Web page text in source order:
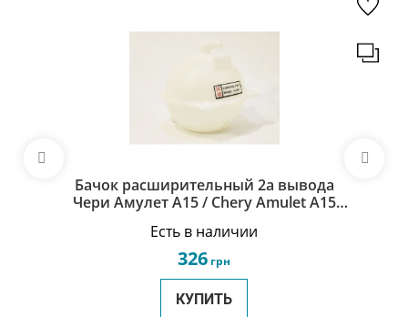
Бачок расширительный 2а вывода
Чери Амулет А15 / Chery Amulet A15
Есть в наличии
326 грн
КУПИТЬ